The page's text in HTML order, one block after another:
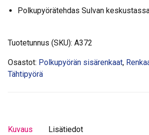
Polkupyörätehdas Sulvan
Tuotetunnus (SKU): A372
Osastot: Polkupyörän sisärenkaat,
Tähtipyörä
Kuvaus Lisätiedot